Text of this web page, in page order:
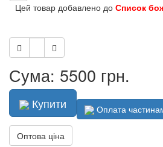
Цей товар добавлено до Список
Сума: 5500 грн.
Купити Оплата
Оптова ціна